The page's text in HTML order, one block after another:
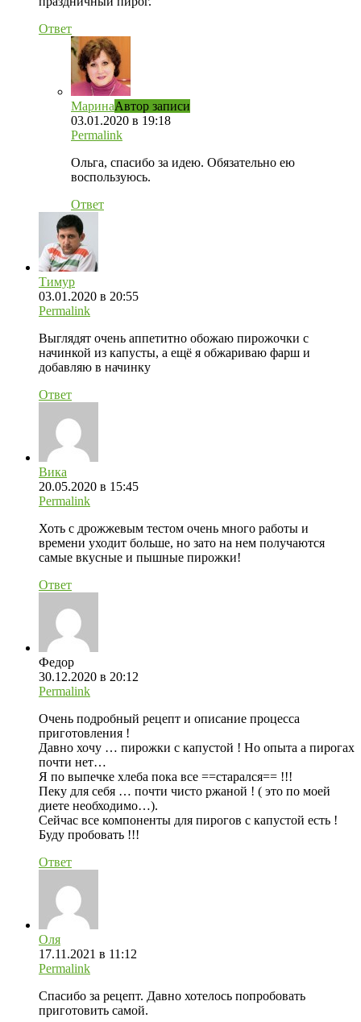
Ответ
МаринаАвтор записи
03.01.2020 в 19:18
Permalink
Ольга, спасибо за идею. Обязательно ею
воспользуюсь.
Ответ
Тимур
03.01.2020 в 20:55
Permalink
Выглядят очень аппетитно обожаю пирожочки с
начинкой из капусты, а ещё я обжариваю фарш и
добавляю в начинку
Ответ
Вика
20.05.2020 в 15:45
Permalink
Хоть с дрожжевым тестом очень много работы и
времени уходит больше, но зато на нем получаются
самые вкусные и пышные пирожки!
Ответ
Федор
30.12.2020 в 20:12
Permalink
Очень подробный рецепт и описание процесса
приготовления !
Давно хочу … пирожки с капустой ! Но опыта а пирогах
почти нет…
Я по выпечке хлеба пока все ==старался== !!!
Пеку для себя … почти чисто ржаной ! ( это по моей
диете необходимо…).
Сейчас все компоненты для пирогов с капустой есть !
Буду пробовать !!!
Ответ
Оля
17.11.2021 в 11:12
Permalink
Спасибо за рецепт. Давно хотелось попробовать
приготовить самой.